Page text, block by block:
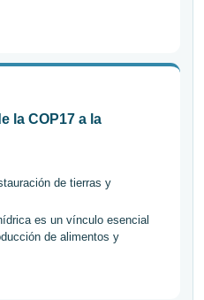
la COP17 a la
de tierras y
es un vínculo esencial
de alimentos y